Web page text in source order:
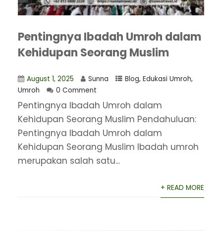
Pentingnya Ibadah Umroh dalam
Kehidupan Seorang Muslim
August 1, 2025 Sunna Blog, Edukasi Umroh,
Umroh
0 Comment
Pentingnya Ibadah Umroh dalam
Kehidupan Seorang Muslim Pendahuluan:
Pentingnya Ibadah Umroh dalam
Kehidupan Seorang Muslim Ibadah umroh
merupakan salah satu...
+ READ MORE